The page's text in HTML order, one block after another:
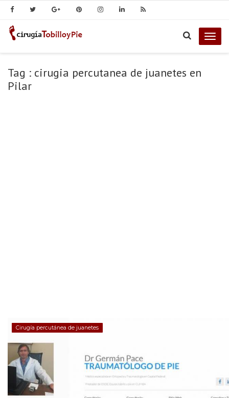
Tag : cirugia percutanea de juanetes en
Pilar
Cirugía percutánea de juanetes